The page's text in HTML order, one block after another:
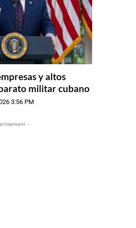
y altos
militar cubano
3:56 PM
-